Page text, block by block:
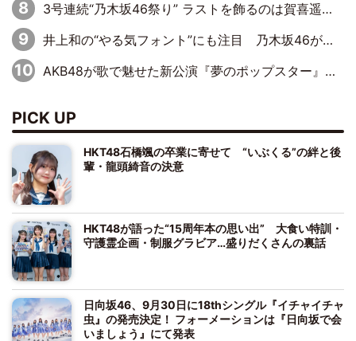
3号連続“乃木坂46祭り” ラストを飾るのは賀喜遥香…5年ぶりの登場に「5年分大人になった私を見ていただけたら」
井上和の“やる気フォント”にも注目 乃木坂46が挑んだ書道パフォーマンスの舞台裏
AKB48が歌で魅せた新公演『夢のポップスター』 初日から全身全霊のステージ
PICK UP
HKT48石橋颯の卒業に寄せて “いぶくる”の絆と後
輩・龍頭綺音の決意
HKT48が語った“15周年本の思い出” 大食い特訓・
守護霊企画・制服グラビア…盛りだくさんの裏話
日向坂46、9月30日に18thシングル『イチャイチャ
虫』の発売決定！ フォーメーションは『日向坂で会
いましょう』にて発表